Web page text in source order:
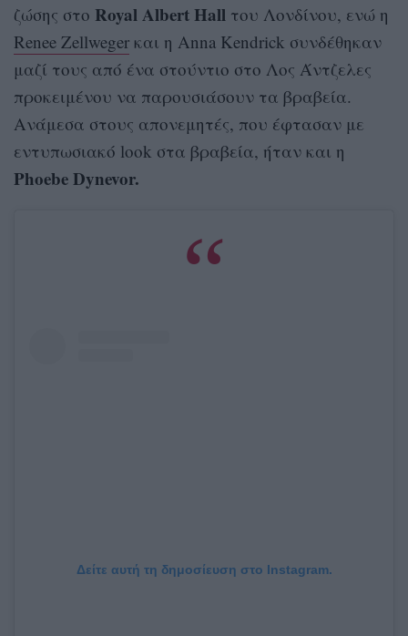
ζώσης στο Royal Albert Hall του Λονδίνου, ενώ η
Renee Zellweger και η Anna Kendrick συνδέθηκαν
μαζί τους από ένα στούντιο στο Λος Άντζελες
προκειμένου να παρουσιάσουν τα βραβεία.
Ανάμεσα στους απονεμητές, που έφτασαν με
εντυπωσιακό look στα βραβεία, ήταν και η
Phoebe Dynevor.
Δείτε αυτή τη δημοσίευση στο Instagram.